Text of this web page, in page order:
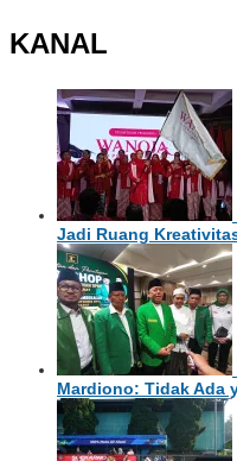
KANAL
Jadi Ruang
Mardiono: Tidak Ada